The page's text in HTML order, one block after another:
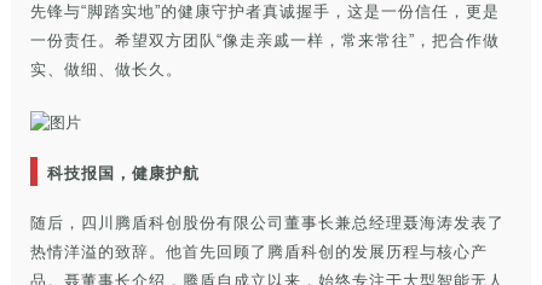
先锋与“脚踏实地”的健康守护者真诚握手，这是一份信任，更是
一份责任。希望双方团队“像走亲戚一样，常来常往”，把合作做
实、做细、做长久。
科技报国，健康护航
随后，四川腾盾科创股份有限公司董事长兼总经理聂海涛发表了
热情洋溢的致辞。他首先回顾了腾盾科创的发展历程与核心产
品。聂董事长介绍，腾盾自成立以来，始终专注于大型智能无人